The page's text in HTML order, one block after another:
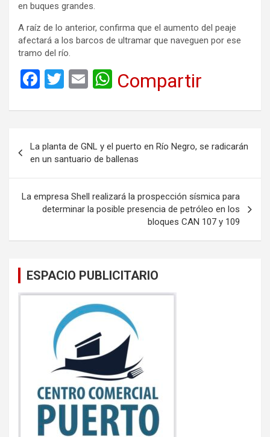
en buques grandes.
A raíz de lo anterior, confirma que el aumento del peaje
afectará a los barcos de ultramar que naveguen por ese
tramo del río.
F
ce
b
o
o
k
T
tt
er
E
ail
W
at
s
A
p
p
Compartir
de
entradas
La planta de GNL y el puerto en Río Negro, se radicarán
en un santuario de ballenas
La empresa Shell realizará la prospección sísmica para
determinar la posible presencia de petróleo en los
bloques CAN 107 y 109
ESPACIO PUBLICITARIO